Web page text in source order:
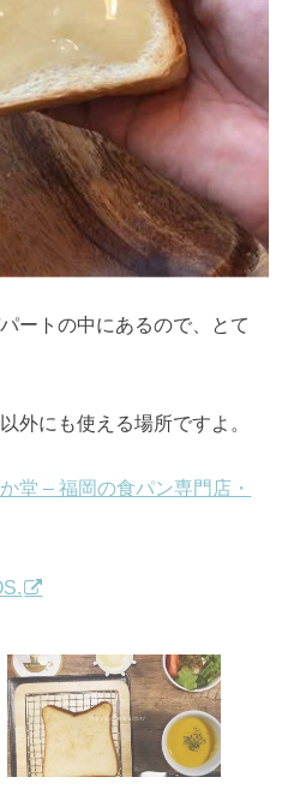
ートの中にあるので、とて
外にも使える場所ですよ。
堂 – 福岡の食パン専門店・